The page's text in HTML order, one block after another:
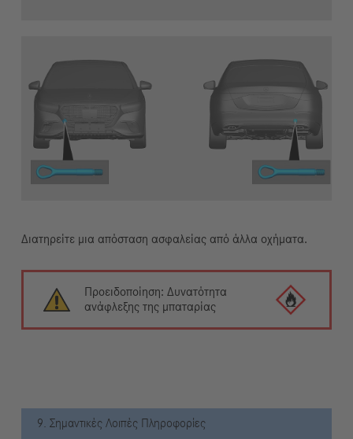
Διατηρείτε μια απόσταση ασφαλείας από άλλα οχήματα.
Προειδοποίηση: Δυνατότητα
ανάφλεξης της μπαταρίας
9. Σημαντικές Λοιπές Πληροφορίες